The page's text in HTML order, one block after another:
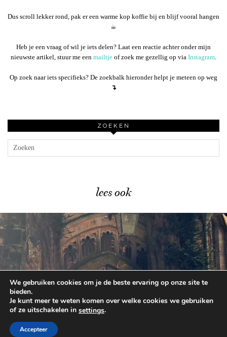
Dus scroll lekker rond, pak er een warme kop koffie bij en blijf vooral hangen
☕︎
Heb je een vraag of wil je iets delen? Laat een reactie achter onder mijn
nieuwste artikel, stuur me een mailtje of zoek me gezellig op via Instagram.
Op zoek naar iets specifieks? De zoekbalk hieronder helpt je meteen op weg
↴
ZOEKEN
lees ook
De Cotswolds met kinderen: …
We gebruiken cookies om je de beste ervaring op onze site te
bieden.
Je kunt meer te weten komen over welke cookies we gebruiken
of ze uitschakelen in settings.
Accepteer